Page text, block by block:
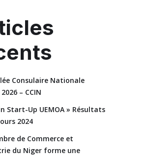
Consulaire Nationale
– CCIN
Start-Up UEMOA » Résultats
2024
de Commerce et
du Niger forme une